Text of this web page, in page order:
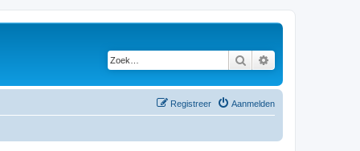
Zoek
Aanmelden
Registreer